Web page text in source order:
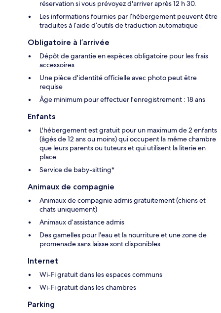
réservation si vous prévoyez d'arriver après 12 h 30.
Les informations fournies par l’hébergement peuvent être
traduites à l’aide d’outils de traduction automatique
Obligatoire à l’arrivée
Dépôt de garantie en espèces obligatoire pour les frais
accessoires
Une pièce d'identité officielle avec photo peut être
requise
Âge minimum pour effectuer l'enregistrement : 18 ans
Enfants
L'hébergement est gratuit pour un maximum de 2 enfants
(âgés de 12 ans ou moins) qui occupent la même chambre
que leurs parents ou tuteurs et qui utilisent la literie en
place.
Service de baby-sitting*
Animaux de compagnie
Animaux de compagnie admis gratuitement (chiens et
chats uniquement)
Animaux d’assistance admis
Des gamelles pour l'eau et la nourriture et une zone de
promenade sans laisse sont disponibles
Internet
Wi-Fi gratuit dans les espaces communs
Wi-Fi gratuit dans les chambres
Parking